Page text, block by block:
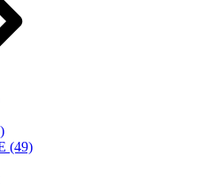
(49)